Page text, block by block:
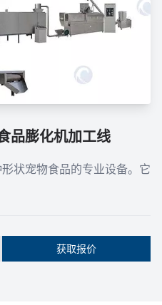
品膨化机加工线
状宠物食品的专业设备。它
获取报价